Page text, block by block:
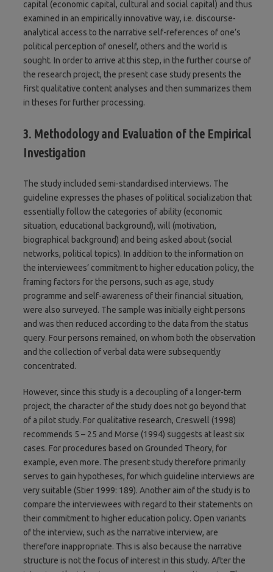
capital (economic capital, cultural and social capital) and thus
examined in an empirically innovative way, i.e. discourse-
analytical access to the narrative self-references of one’s
political perception of oneself, others and the world is
sought. In order to arrive at this step, in the further course of
the research project, the present case study presents the
first qualitative content analyses and then summarizes them
in theses for further processing.
3. Methodology and Evaluation of the Empirical
Investigation
The study included semi-standardised interviews. The
guideline expresses the phases of political socialization that
essentially follow the categories of ability (economic
situation, educational background), will (motivation,
biographical background) and being asked about (social
networks, political topics). In addition to the information on
the interviewees’ commitment to higher education policy, the
framing factors for the persons, such as age, study
programme and self-awareness of their financial situation,
were also surveyed. The sample was initially eight persons
and was then reduced according to the data from the status
query. Four persons remained, on whom both the observation
and the collection of verbal data were subsequently
concentrated.
However, since this study is a decoupling of a longer-term
project, the character of the study does not go beyond that
of a pilot study. For qualitative research, Creswell (1998)
recommends 5 – 25 and Morse (1994) suggests at least six
cases. For procedures based on Grounded Theory, for
example, even more. The present study therefore primarily
serves to gain hypotheses, for which guideline interviews are
very suitable (Stier 1999: 189). Another aim of the study is to
compare the interviewees with regard to their statements on
their commitment to higher education policy. Open variants
of the interview, such as the narrative interview, are
therefore inappropriate. This is also because the narrative
structure is not the focus of interest in this study. After the